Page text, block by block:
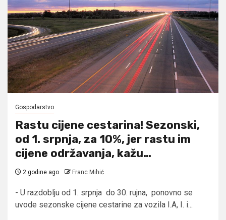
Gospodarstvo
Rastu cijene cestarina! Sezonski,
od 1. srpnja, za 10%, jer rastu im
cijene održavanja, kažu…
2 godine ago Franc Mihić
- U razdoblju od 1. srpnja do 30. rujna, ponovno se
uvode sezonske cijene cestarine za vozila I.A, I. i...